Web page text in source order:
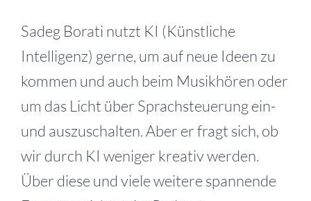
Sadeg Borati nutzt KI (Künstliche
Intelligenz) gerne, um auf neue Ideen zu
kommen und auch beim Musikhören oder
um das Licht über Sprachsteuerung ein-
und auszuschalten. Aber er fragt sich, ob
wir durch KI weniger kreativ werden.
Über diese und viele weitere spannende